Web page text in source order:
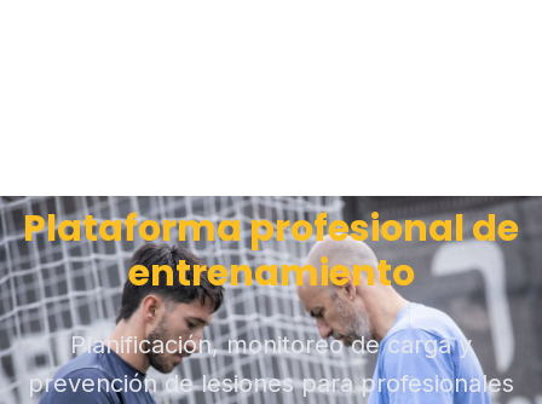
Plataforma profesional de
entrenamiento
Planificación, monitoreo de carga y
prevención de lesiones para profesionales